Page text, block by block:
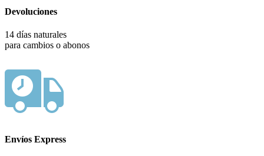
Devoluciones
14 días naturales
para cambios o abonos
Envíos Express